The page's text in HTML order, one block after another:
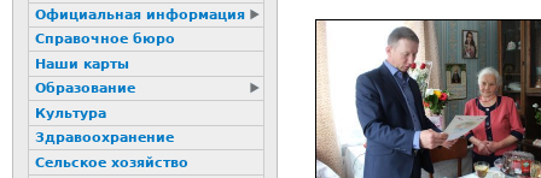
Официальная информация
Справочное бюро
Наши карты
Образование
Культура
Здравоохранение
Сельское хозяйство